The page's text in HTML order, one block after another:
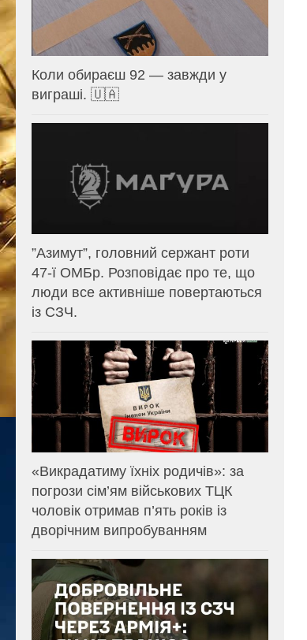
Коли обираєш 92 — завжди у
виграші. 🇺🇦
⁨”Азимут”, головний сержант роти
47-ї ОМБр. Розповідає про те, що
люди все активніше повертаються
із СЗЧ.
«Викрадатиму їхніх родичів»: за
погрози сім’ям військових ТЦК
чоловік отримав п’ять років із
дворічним випробуванням